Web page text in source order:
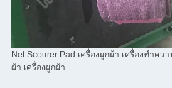
Net Scourer Pad เครื่องผูกผ้า เครื่องทําคว
ผ้า เครื่องผูกผ้า